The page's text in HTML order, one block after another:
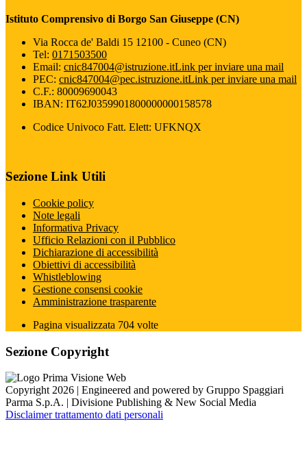
Istituto Comprensivo di Borgo San Giuseppe (CN)
Via Rocca de' Baldi 15 12100 - Cuneo (CN)
Tel: 0171503500
Email: cnic847004@istruzione.itLink per inviare una mail
PEC: cnic847004@pec.istruzione.itLink per inviare una mail
C.F.: 80009690043
IBAN: IT62J0359901800000000158578
Codice Univoco Fatt. Elett: UFKNQX
Sezione Link Utili
Cookie policy
Note legali
Informativa Privacy
Ufficio Relazioni con il Pubblico
Dichiarazione di accessibilità
Obiettivi di accessibilità
Whistleblowing
Gestione consensi cookie
Amministrazione trasparente
Pagina visualizzata 704 volte
Sezione Copyright
Copyright 2026 | Engineered and powered by Gruppo Spaggiari
Parma S.p.A. | Divisione Publishing & New Social Media
Disclaimer trattamento dati personali